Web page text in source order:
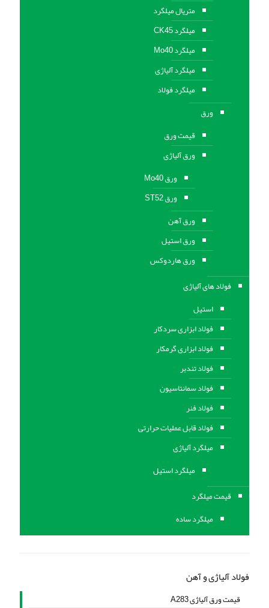
متریال میلگرد
میلگرد CK45
میلگرد Mo40
میلگرد آلیاژی
میلگرد فولاد
ورق
قیمت ورق
ورق آلیاژی
ورق Mo40
ورق ST52
ورق آهن
ورق استيل
ورق هاردوکس
فولاد های آلیاژی
استیل
فولاد ابزاری سردکار
فولاد ابزاری گرمکار
فولاد تندبر
فولاد سمانتاسیون
فولاد فنر
فولاد قابل عملیات حرارتی
ميلگرد آلیاژی
میلگرد استیل
قیمت میلگرد
میلگرد ساده
فولاد آلیاژی و آهن
قیمت ورق آلیاژی A283